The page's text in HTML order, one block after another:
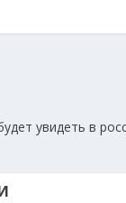
увидеть в